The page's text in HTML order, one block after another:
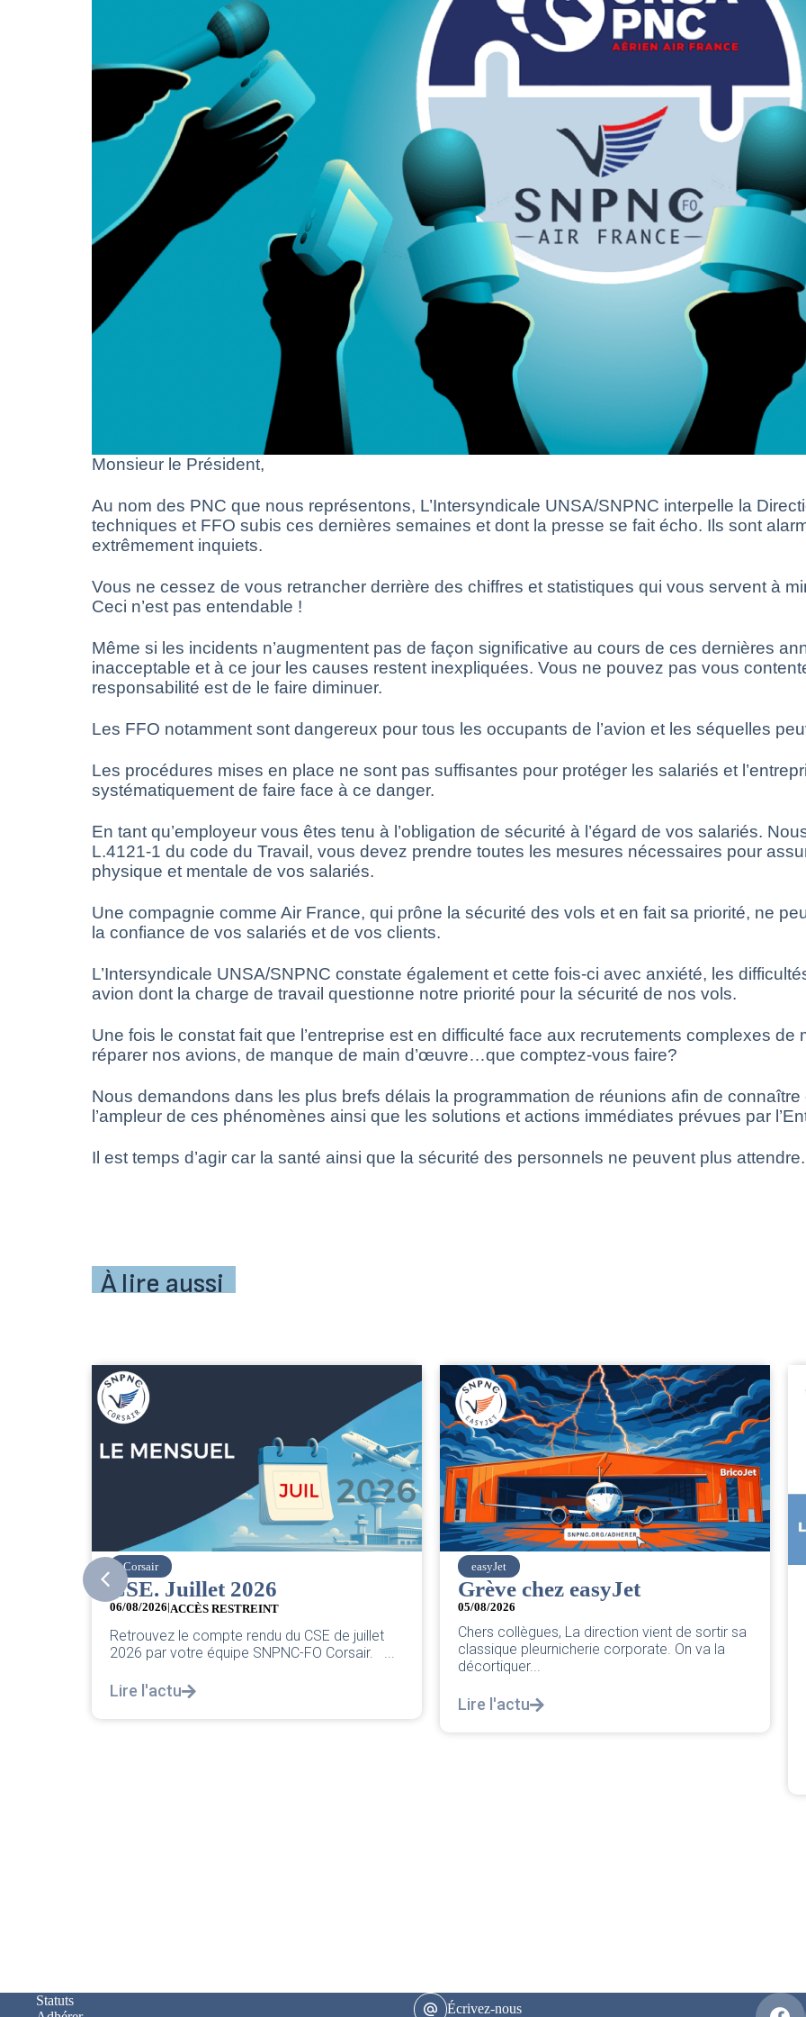
Monsieur le Président,
Au nom des PNC que nous représentons, L’Intersyndicale UNSA/SNPNC interpelle la
techniques et FFO subis ces dernières semaines et dont la presse se fait écho. Ils sont
extrêmement inquiets.
Vous ne cessez de vous retrancher derrière des chiffres et statistiques qui vous servent à
Ceci n’est pas entendable !
Même si les incidents n’augmentent pas de façon significative au cours de ces dernières
inacceptable et à ce jour les causes restent inexpliquées. Vous ne pouvez pas vous
responsabilité est de le faire diminuer.
Les FFO notamment sont dangereux pour tous les occupants de l’avion et les séquelles
Les procédures mises en place ne sont pas suffisantes pour protéger les salariés et
systématiquement de faire face à ce danger.
En tant qu’employeur vous êtes tenu à l’obligation de sécurité à l’égard de vos salariés.
L.4121-1 du code du Travail, vous devez prendre toutes les mesures nécessaires pour
physique et mentale de vos salariés.
Une compagnie comme Air France, qui prône la sécurité des vols et en fait sa priorité, ne
la confiance de vos salariés et de vos clients.
L’Intersyndicale UNSA/SNPNC constate également et cette fois-ci avec anxiété, les
avion dont la charge de travail questionne notre priorité pour la sécurité de nos vols.
Une fois le constat fait que l’entreprise est en difficulté face aux recrutements complexes
réparer nos avions, de manque de main d’œuvre…que comptez-vous faire?
Nous demandons dans les plus brefs délais la programmation de réunions afin de
l’ampleur de ces phénomènes ainsi que les solutions et actions immédiates prévues par
Il est temps d’agir car la santé ainsi que la sécurité des personnels ne peuvent plus attendre.
À lire aussi
easyJet
Grève chez easyJet
05/08/2026
Chers collègues, La direction vient de sortir sa
classique pleurnicherie corporate. On va la
décortiquer...
Lire l'actu
SNPNC
CER/CRPN : L’intersyndicale
PNC/Pilotes unie exige une
réponse législative
04/08/2026|CRPN
L’intersyndicale PNC/Pilotes unie exige une
réponse législative Courrier Intersyndical : Lire
Statuts
Écrivez-nous